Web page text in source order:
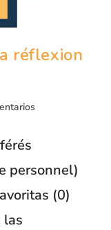
réflexion
personnel)
(0)
las